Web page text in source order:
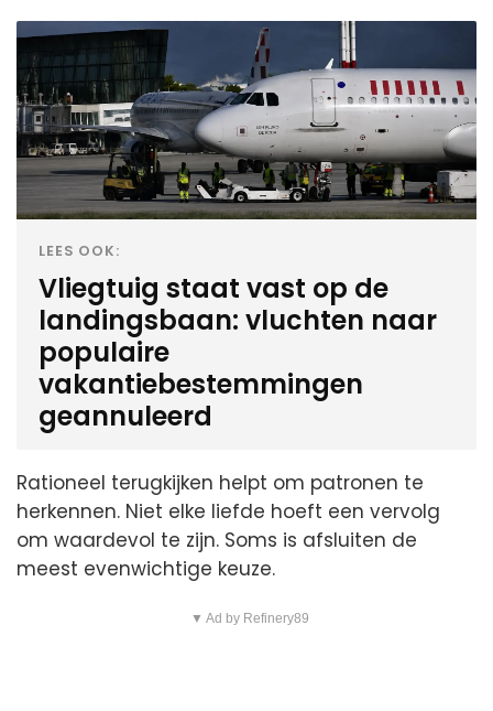
LEES OOK:
Vliegtuig staat vast op de
landingsbaan: vluchten naar
populaire
vakantiebestemmingen
geannuleerd
Rationeel terugkijken helpt om patronen te
herkennen. Niet elke liefde hoeft een vervolg
om waardevol te zijn. Soms is afsluiten de
meest evenwichtige keuze.
▼ Ad by Refinery89